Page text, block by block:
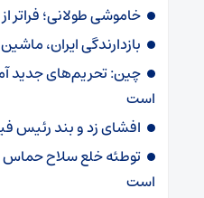
خاموشی طولانی؛ فراتر
بازدارندگی ایران،
چین: تحریم‌های جدید
است
افشای زد و بند رئیس
توطئه خلع سلاح
است